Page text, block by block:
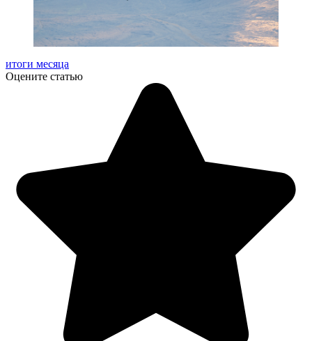
итоги месяца
Оцените статью